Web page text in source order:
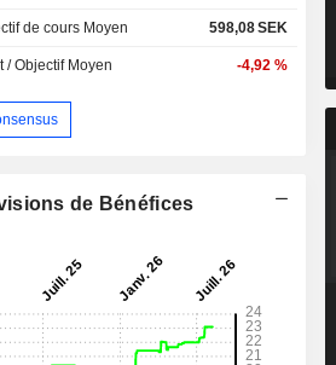
de cours Moyen 598,08SEK
/ Objectif Moyen -4,92 %
de Bénéfices